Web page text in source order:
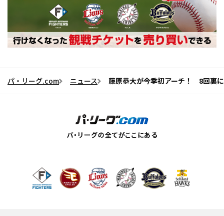
パ・リーグ.com ニュース 藤原恭大が今季初アーチ！ 8回裏